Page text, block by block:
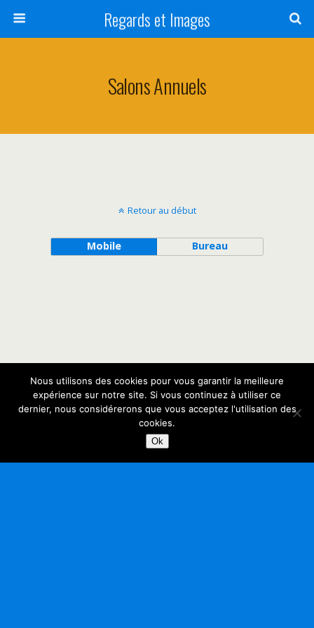
Regards et Images
Salons Annuels
Retour au début
Mobile Bureau
Nous utilisons des cookies pour vous garantir la meilleure
expérience sur notre site. Si vous continuez à utiliser ce
dernier, nous considérerons que vous acceptez l'utilisation des
cookies.
Ok